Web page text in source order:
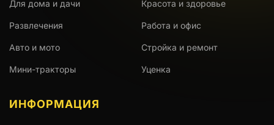
Для дома и дачи Красота и здоровье
Развлечения Работа и офис
Авто и мото Стройка и ремонт
Мини-тракторы Уценка
ИНФОРМАЦИЯ